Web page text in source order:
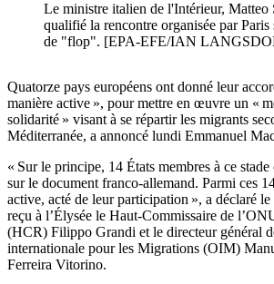
Le ministre italien de l'Intérieur, Matteo
qualifié la rencontre organisée par
de "flop". [EPA-EFE/IAN
Quatorze pays européens ont donné leur
manière active », pour mettre en œuvre un «
solidarité » visant à se répartir les migrants
Méditerranée, a annoncé lundi Emmanuel
« Sur le principe, 14 États membres à ce
sur le document franco-allemand. Parmi ces
active, acté de leur participation », a déclaré
reçu à l’Élysée le Haut-Commissaire de
(HCR) Filippo Grandi et le directeur général
internationale pour les Migrations (OIM)
Ferreira Vitorino.